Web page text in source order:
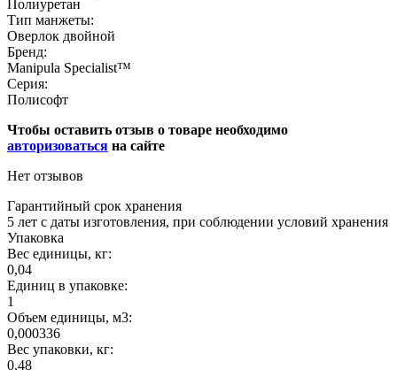
Полиуретан
Тип манжеты:
Оверлок двойной
Бренд:
Manipula Specialist™
Серия:
Полисофт
Чтобы оставить отзыв о товаре необходимо
авторизоваться на сайте
Нет отзывов
Гарантийный срок хранения
5 лет с даты изготовления, при соблюдении условий хранения
Упаковка
Вес единицы, кг:
0,04
Единиц в упаковке:
1
Объем единицы, м3:
0,000336
Вес упаковки, кг:
0,48